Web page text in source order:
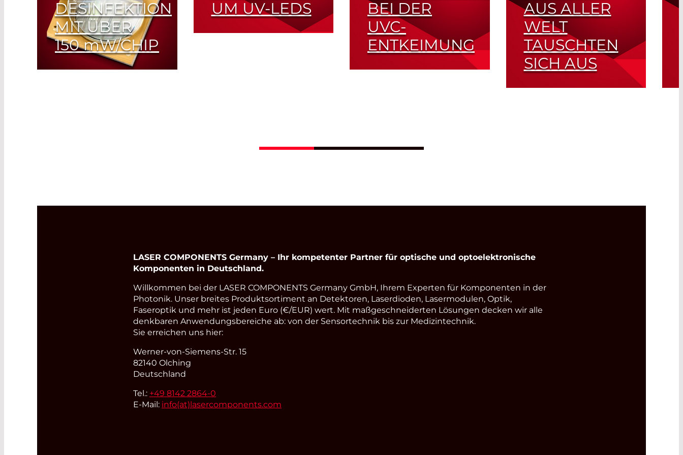
DESINFEKTION
MIT ÜBER
150mW/CHIP
265 nm-LED hält mehr
UM UV-LEDS
3. Internationale
BEI DER
UVC-
ENTKEIMUNG
Keimtötende LEDs mit
AUS ALLER
WELT
TAUSCHTEN
SICH AUS
3. Internationaler UV
LASER COMPONENTS Germany – Ihr kompetenter Partner für optische und optoelektronische
Komponenten in Deutschland.
Willkommen bei der LASER COMPONENTS Germany GmbH, Ihrem Experten für Komponenten in der
Photonik. Unser breites Produktsortiment an Detektoren, Laserdioden, Lasermodulen, Optik,
Faseroptik und mehr ist jeden Euro (€/EUR) wert. Mit maßgeschneiderten Lösungen decken wir alle
denkbaren Anwendungsbereiche ab: von der Sensortechnik bis zur Medizintechnik.
Sie erreichen uns hier:
Werner-von-Siemens-Str. 15
82140 Olching
Deutschland
Tel.: +49 8142 2864-0
E-Mail: info(at)lasercomponents.com